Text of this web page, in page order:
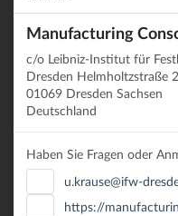
Manufacturing
c/o Leibniz-Institut für
Dresden Helmholtzstraße
01069 Dresden Sachsen
Deutschland
Haben Sie Fragen oder
u.krause@ifw-
https://